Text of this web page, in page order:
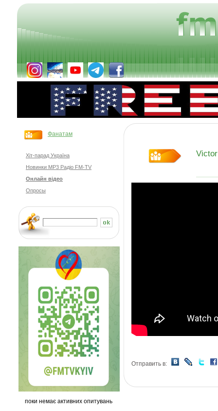
Фанатам
Хіт-парад Україна
Новинки MP3 Радіо FM-TV
Онлайн відео
Опросы
поки немає активних опитувань
Отправить в: